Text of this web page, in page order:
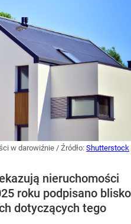
w darowiźnie / Źródło: Shutterstock
nieruchomości
roku podpisano blisko
dotyczących tego